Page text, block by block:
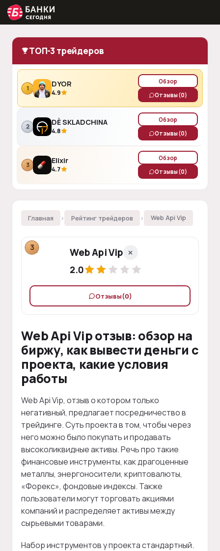
ТОП-3 трейдеров
1 DYOR
4.9
Обзор
Отзывы(0)
2 DÈ SKLADCHINA
4.8
Обзор
Отзывы(0)
3 Elixir
4.7
Обзор
Отзывы(0)
Главная › Рейтинг трейдеров › Web Api Vip
3 Web Api Vip
2.0
Отзывы(0)
Web Api Vip отзыв: обзор на
биржу, как вывести деньги с
проекта, какие условия
работы
Web Api Vip, отзыв о котором только
негативный, предлагает посредничество в
трейдинге. Суть проекта в том, чтобы через
него можно было покупать и продавать
высоколиквидные активы. Речь про такие
финансовые инструменты, как драгоценные
металлы, энергоносители, криптовалюты,
«Форекс», фондовые индексы. Также
пользователи могут торговать акциями
компаний и распределяет активы между
сырьевыми товарами.
Набор инструментов у проекта стандартный.